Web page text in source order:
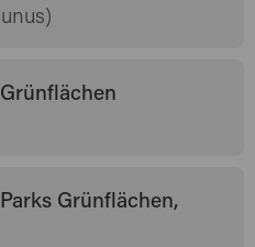
Grünflächen,